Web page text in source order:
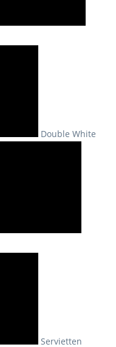
Double White
Servietten